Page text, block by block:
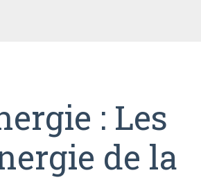
: Les
de la